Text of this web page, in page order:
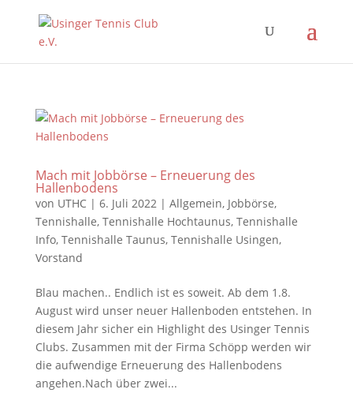
Mach mit Jobbörse – Erneuerung des
Hallenbodens
von UTHC| 6. Juli 2022| Allgemein, Jobbörse,
Tennishalle, Tennishalle Hochtaunus, Tennishalle
Info, Tennishalle Taunus, Tennishalle Usingen,
Vorstand
Blau machen.. Endlich ist es soweit. Ab dem 1.8.
August wird unser neuer Hallenboden entstehen. In
diesem Jahr sicher ein Highlight des Usinger Tennis
Clubs. Zusammen mit der Firma Schöpp werden wir
die aufwendige Erneuerung des Hallenbodens
angehen.Nach über zwei...